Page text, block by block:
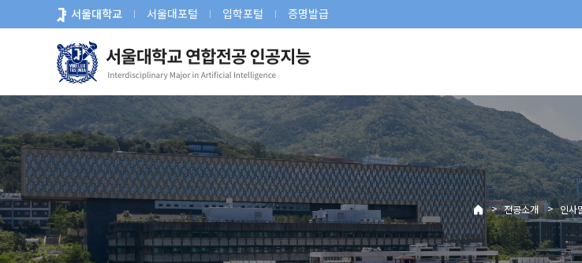
로
뉴
서울대학교 서울대포털 입학포털 증명발급
> 전공소개 > 인사